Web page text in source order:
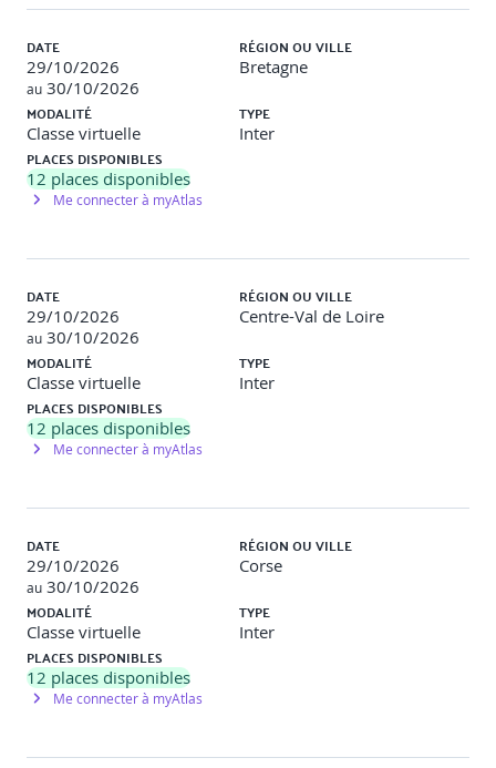
Tableau de décomposition des objectifs
DATE
29/10/2026
au 30/10/2026
RÉGION OU VILLE
Bretagne
MODALITÉ
Classe virtuelle
TYPE
Inter
PLACES DISPONIBLES
12 places disponibles
Me connecter à myAtlas
DATE
29/10/2026
au 30/10/2026
RÉGION OU VILLE
Centre-Val de Loire
MODALITÉ
Classe virtuelle
TYPE
Inter
PLACES DISPONIBLES
12 places disponibles
Me connecter à myAtlas
DATE
29/10/2026
au 30/10/2026
RÉGION OU VILLE
Corse
MODALITÉ
Classe virtuelle
TYPE
Inter
PLACES DISPONIBLES
12 places disponibles
Me connecter à myAtlas